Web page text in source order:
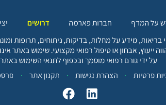
על המדף חברות פארמה דרושים
מידע על מחלות, בדיקות, ניתוחים, תרופות
ייעוץ, אבחון או טיפול רפואי מקצועי. שימוש באתר
על ידי גורם רפואי מוסמך ובכפוף לתנאי השימוש
פרטיות
הצהרת נגישות תקנון אתר